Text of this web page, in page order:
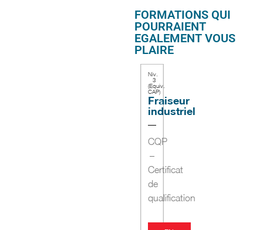
FORMATIONS QUI
POURRAIENT
EGALEMENT VOUS
PLAIRE
Niv.
3
(Equiv.
CAP)
Fraiseur
industriel
CQP
–
Certificat
de
qualification